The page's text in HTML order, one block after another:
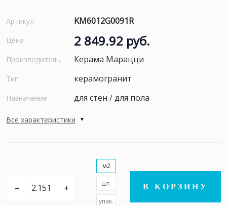
Артикул KM6012G0091R
Цена 2 849.92 руб.
Производитель Керама Марацци
Тип керамогранит
Назначение для стен / для пола
Все характеристики
– +
м2
шт.
упак.
В КОРЗИНУ